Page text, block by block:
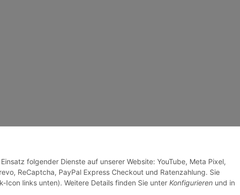
folgender Dienste auf unserer Website: YouTube, Meta Pixel,
ReCaptcha, PayPal Express Checkout und Ratenzahlung. Sie
links unten). Weitere Details finden Sie unter Konfigurieren und in